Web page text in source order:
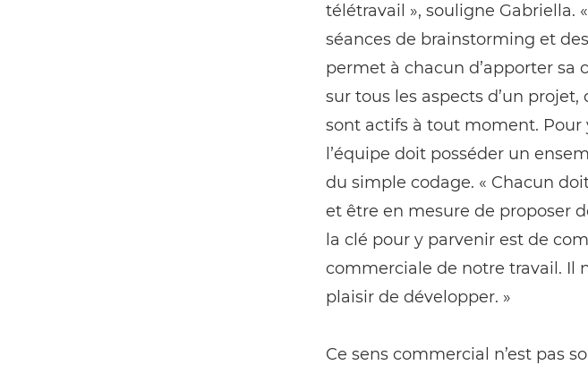
télétravail », souligne Gabriella.
séances de brainstorming et
permet à chacun dʼapporter sa
sur tous les aspects d’un
sont actifs à tout moment.
lʼéquipe doit posséder un
du simple codage. « Chacun
et être en mesure de proposer
la clé pour y parvenir est de
commerciale de notre travail. Il
plaisir de développer. »
Ce sens commercial n’est pas